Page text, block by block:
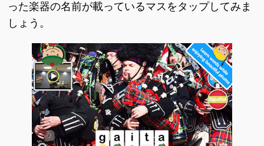
った楽器の名前が載っているマスをタップしてみま
しょう。